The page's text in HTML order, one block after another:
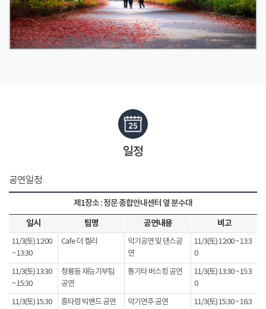
일정
공연일정
제1장소 : 정문 종합안내센터 옆 분수대
일시
팀명 공연내용 비고
11/3(토) 12:00
~ 13:30
Cafe 더 켈리
악기공연 및 댄스공
연
11/3(토) 12:00 ~ 13:3
0
11/3(토) 13:30
~ 15:30
청룡동 재능기부팀
공연
통기타 버스킹 공연
11/3(토) 13:30 ~ 15:3
0
11/3(토) 15:30
흥타령 빅밴드 공연 악기연주 공연
11/3(토) 15:30 ~ 16:3